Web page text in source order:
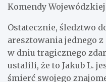
Komendy
Ostatecznie, śledztwo
aresztowania jednego z
w dniu tragicznego
ustalili, że to Jakub L.
śmierć swojego